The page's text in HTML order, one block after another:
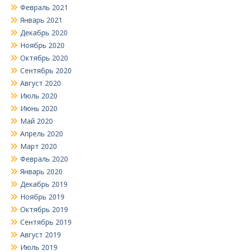
Февраль 2021
Январь 2021
Декабрь 2020
Ноябрь 2020
Октябрь 2020
Сентябрь 2020
Август 2020
Июль 2020
Июнь 2020
Май 2020
Апрель 2020
Март 2020
Февраль 2020
Январь 2020
Декабрь 2019
Ноябрь 2019
Октябрь 2019
Сентябрь 2019
Август 2019
Июль 2019